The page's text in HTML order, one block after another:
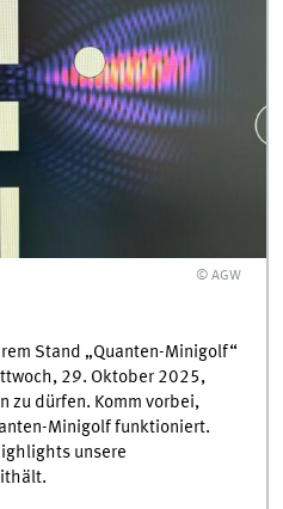
© AGW
Stand „Quanten-Minigolf“
29. Oktober 2025,
dürfen. Komm vorbei,
Minigolf funktioniert.
unsere